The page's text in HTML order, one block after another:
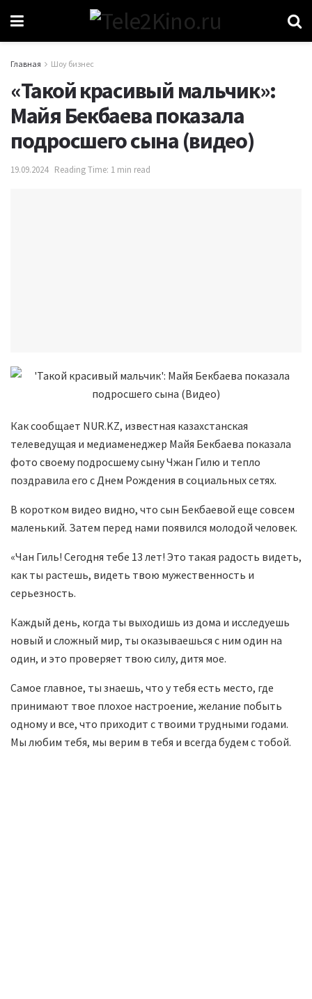
Главная Шоу бизнес
«Такой красивый мальчик»:
Майя Бекбаева показала
подросшего сына (видео)
19.09.2024 Reading Time: 1 min read
Как сообщает NUR.KZ, известная казахстанская
телеведущая и медиаменеджер Майя Бекбаева показала
фото своему подросшему сыну Чжан Гилю и тепло
поздравила его с Днем Рождения в социальных сетях.
В коротком видео видно, что сын Бекбаевой еще совсем
маленький. Затем перед нами появился молодой человек.
«Чан Гиль! Сегодня тебе 13 лет! Это такая радость видеть,
как ты растешь, видеть твою мужественность и
серьезность.
Каждый день, когда ты выходишь из дома и исследуешь
новый и сложный мир, ты оказываешься с ним один на
один, и это проверяет твою силу, дитя мое.
Самое главное, ты знаешь, что у тебя есть место, где
принимают твое плохое настроение, желание побыть
одному и все, что приходит с твоими трудными годами.
Мы любим тебя, мы верим в тебя и всегда будем с тобой.